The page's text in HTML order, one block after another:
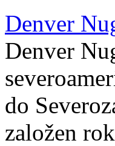
Denver
Denver
do
založen